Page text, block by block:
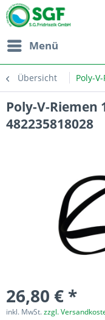
Menü
Übersicht Poly-
Poly-V-Riemen
482235818028
26,80 € *
inkl. MwSt.zzgl.